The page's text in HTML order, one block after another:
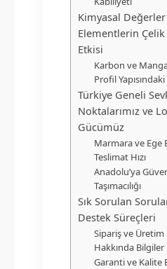
Kimyasal
Elementlerin
Etkisi
Karbon ve
Profil
Türkiye Geneli
Noktalarımız ve
Gücümüz
Marmara ve Ege
Teslimat Hızı
Anadolu’ya
Taşımacılığı
Sık Sorulan
Destek Süreçleri
Sipariş ve Üretim
Hakkında Bilgiler
Garanti ve Kalite